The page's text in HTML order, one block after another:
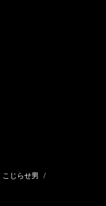
こじらせ男 /